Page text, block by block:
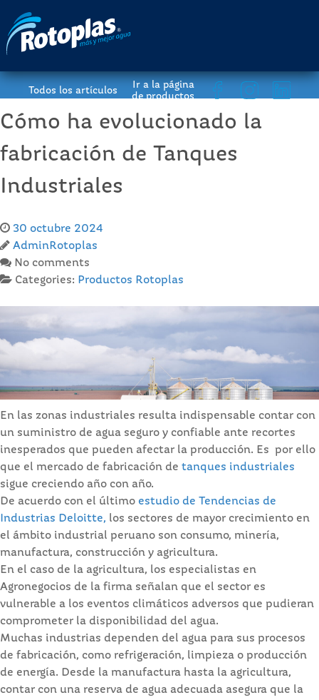
Todos los artículos
Ir a la página
de productos
Cómo ha evolucionado la
fabricación de Tanques
Industriales
30 octubre 2024
AdminRotoplas
No comments
Categories: Productos Rotoplas
En las zonas industriales resulta indispensable contar con
un suministro de agua seguro y confiable ante recortes
inesperados que pueden afectar la producción. Es por ello
que el mercado de fabricación de tanques industriales
sigue creciendo año con año.
De acuerdo con el último estudio de Tendencias de
Industrias Deloitte, los sectores de mayor crecimiento en
el ámbito industrial peruano son consumo, minería,
manufactura, construcción y agricultura.
En el caso de la agricultura, los especialistas en
Agronegocios de la firma señalan que el sector es
vulnerable a los eventos climáticos adversos que pudieran
comprometer la disponibilidad del agua.
Muchas industrias dependen del agua para sus procesos
de fabricación, como refrigeración, limpieza o producción
de energía. Desde la manufactura hasta la agricultura,
contar con una reserva de agua adecuada asegura que la